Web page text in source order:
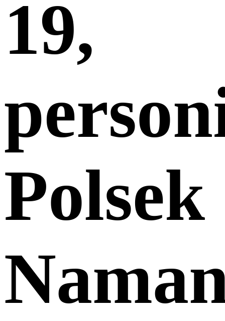
19,
Polsek